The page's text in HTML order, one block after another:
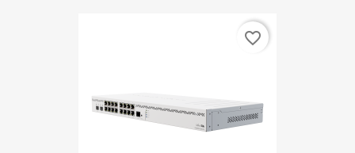
favorite_border